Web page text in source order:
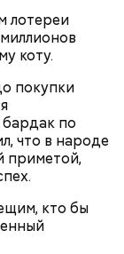
лотереи
коту.
покупки
по
что в народе
приметой,
кто бы